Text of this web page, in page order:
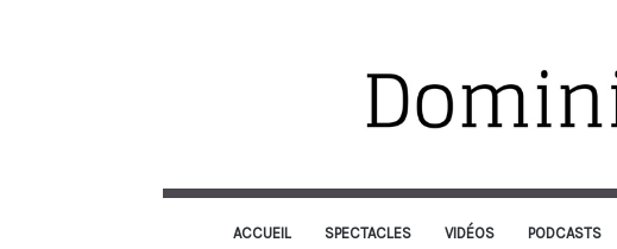
ACCUEIL SPECTACLES VIDÉOS PODCASTS